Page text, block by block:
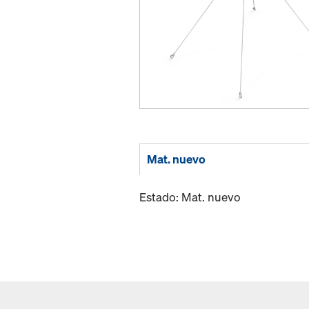
Mat. nuevo
Estado: Mat. nuevo